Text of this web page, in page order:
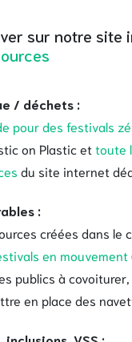
sur notre site
/ déchets :
pour des festivals
on Plastic et toute
du site internet
:
créées dans le
en mouvement
publics à
en place des